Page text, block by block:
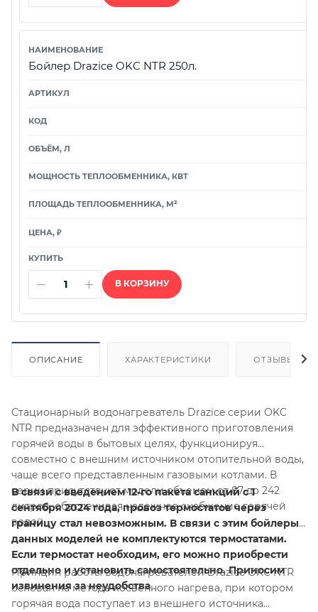
Бойлер Drazice OKC NTR 250л.
В КОРЗИНУ
ОПИСАНИЕ ХАРАКТЕРИСТИКИ ОТЗЫВЫ
Стационарный водонагреватель Drazice серии OKC
NTR предназначен для эффективного приготовления
горячей воды в бытовых целях, функционируя
совместно с внешним источником отопительной воды,
чаще всего представленным газовыми котлами. В
серии присутствуют модели объемом от 87 до 242
литров, обеспечивая надежное снабжение горячей
водой.
В связи с введением 12-го пакета санкций с 1
сентября 2024 года, провоз термостатов через
границу стал невозможным. В связи с этим бойлеры
данных моделей не комплектуются термостатами.
Если термостат необходим, его можно приобрести
отдельно и установить самостоятельно. Приносим
извинения за неудобства
Принцип работы водонагревателей Drazice OKC NTR
основан на методе косвенного нагрева, при котором
горячая вода поступает из внешнего источника